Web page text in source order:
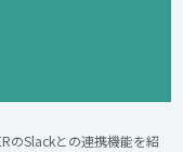
のSlackとの連携機能を紹